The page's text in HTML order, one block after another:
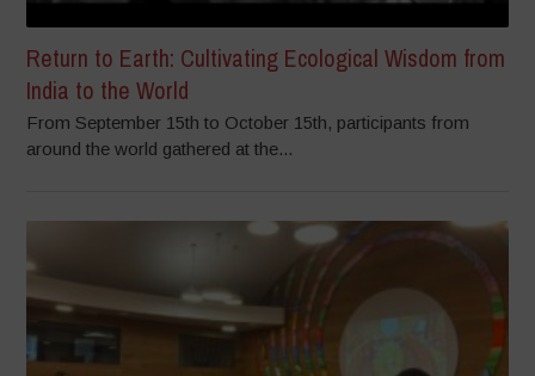
Return to Earth: Cultivating Ecological Wisdom from
India to the World
From September 15th to October 15th, participants from
around the world gathered at the...